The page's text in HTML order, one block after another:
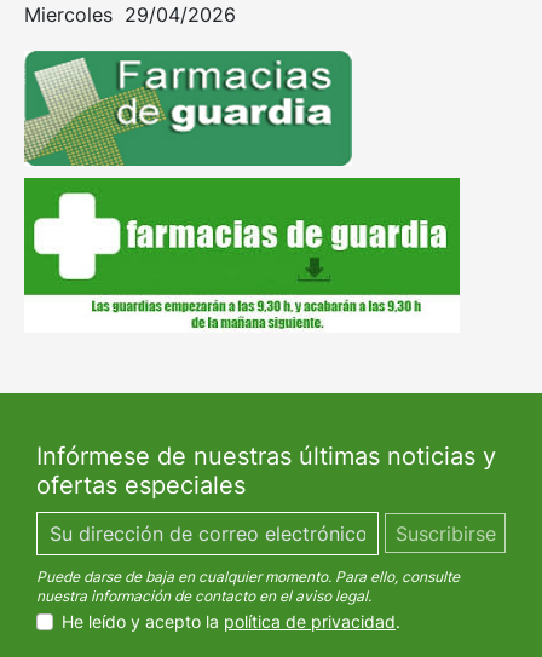
Miercoles 29/04/2026
Infórmese de nuestras últimas noticias y
ofertas especiales
Puede darse de baja en cualquier momento. Para ello, consulte
nuestra información de contacto en el aviso legal.
He leído y acepto la política de privacidad.